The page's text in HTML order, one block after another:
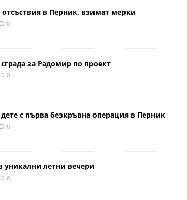
в Перник, взимат мерки
0
за Радомир по проект
0
с първа безкръвна операция в Перник
0
летни вечери
0